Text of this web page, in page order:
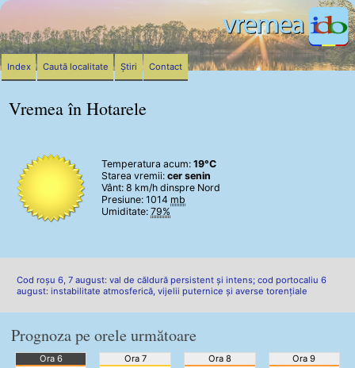
Vremea în Hotarele
Temperatura acum: 19°C
Starea vremii: cer senin
Vânt: 8 km/h dinspre Nord
Presiune: 1014 mb
Umiditate: 79%
Cod roșu 6, 7 august: val de căldură persistent și intens; cod portocaliu 6
august: instabilitate atmosferică, vijelii puternice și averse torențiale
Prognoza pe orele următoare
Ora 6 Ora 7 Ora 8 Ora 9
Index Caută localitate Știri Contact